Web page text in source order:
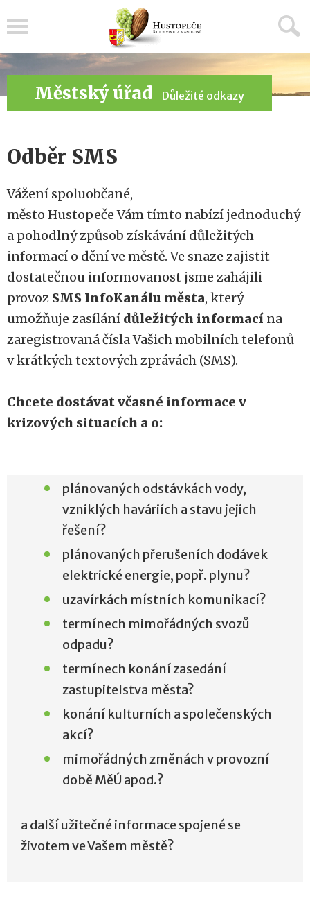
Městský úřad Důležité odkazy
Odběr SMS
Vážení spoluobčané,
město Hustopeče Vám tímto nabízí jednoduchý
a pohodlný způsob získávání důležitých
informací o dění ve městě. Ve snaze zajistit
dostatečnou informovanost jsme zahájili
provoz SMS InfoKanálu města, který
umožňuje zasílání důležitých informací na
zaregistrovaná čísla Vašich mobilních telefonů
v krátkých textových zprávách (SMS).
Chcete dostávat včasné informace v
krizových situacích a o:
plánovaných odstávkách vody,
vzniklých haváriích a stavu jejich
řešení?
plánovaných přerušeních dodávek
elektrické energie, popř. plynu?
uzavírkách místních komunikací?
termínech mimořádných svozů
odpadu?
termínech konání zasedání
zastupitelstva města?
konání kulturních a společenských
akcí?
mimořádných změnách v provozní
době MěÚ apod.?
a další užitečné informace spojené se
životem ve Vašem městě?